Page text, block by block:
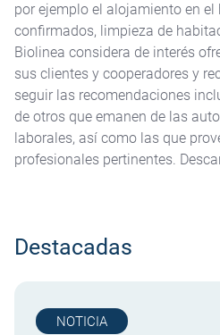
por ejemplo el alojamiento en el
confirmados, limpieza de
Biolinea considera de interés
sus clientes y cooperadores y
seguir las recomendaciones
de otros que emanen de las
laborales, así como las que
profesionales pertinentes.
Destacadas
NOTICIA